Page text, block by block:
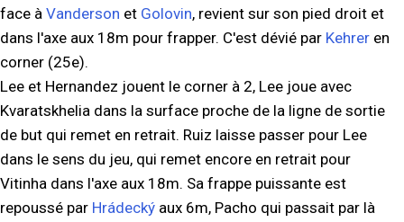
face à Vanderson et Golovin, revient sur son pied droit et
dans l'axe aux 18m pour frapper. C'est dévié par Kehrer en
corner (25e).
Lee et Hernandez jouent le corner à 2, Lee joue avec
Kvaratskhelia dans la surface proche de la ligne de sortie
de but qui remet en retrait. Ruiz laisse passer pour Lee
dans le sens du jeu, qui remet encore en retrait pour
Vitinha dans l'axe aux 18m. Sa frappe puissante est
repoussé par Hrádecký aux 6m, Pacho qui passait par là